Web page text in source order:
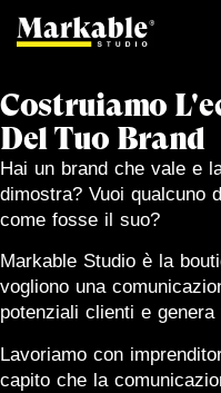
Costruiamo
Del Tuo Brand
Hai un brand che vale e
dimostra? Vuoi qualcuno
come fosse il suo?
Markable Studio è la
vogliono una
potenziali clienti e genera
Lavoriamo con
capito che la